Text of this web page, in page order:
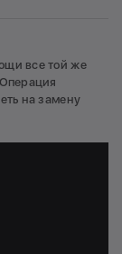
все той же
на замену